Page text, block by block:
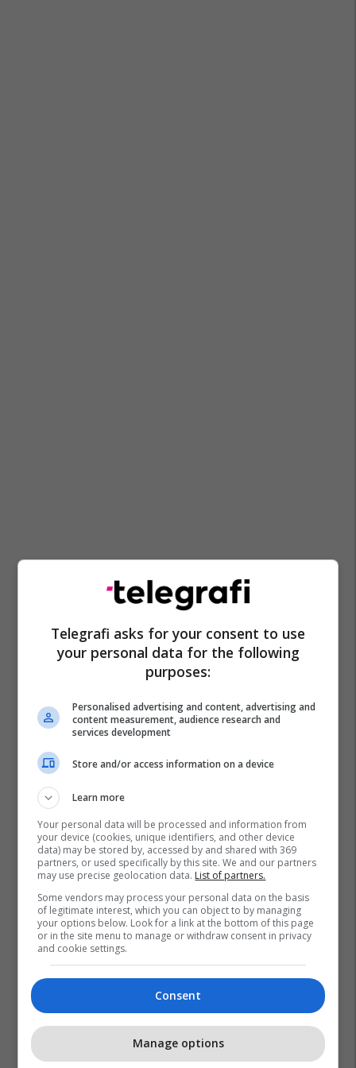
Anthnoy Joshua Arslanbek Makhmudov
Boks
Tyson Fury
Telegrafi asks for your consent to use
your personal data for the following
purposes:
Personalised advertising and content, advertising and
content measurement, audience research and
services development
Store and/or access information on a device
Learn more
Your personal data will be processed and information from
your device (cookies, unique identifiers, and other device
data) may be stored by, accessed by and shared with 369
partners, or used specifically by this site. We and our partners
may use precise geolocation data. List of partners.
Some vendors may process your personal data on the basis
of legitimate interest, which you can object to by managing
your options below. Look for a link at the bottom of this page
or in the site menu to manage or withdraw consent in privacy
and cookie settings.
Consent
Manage options